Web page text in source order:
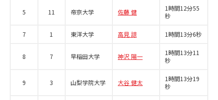
5 11 帝京大学 佐藤 健
1時間12分55
秒
7 1 東洋大学 高見 諒 1時間13分6秒
8 7 早稲田大学 神沢 陽一
1時間13分11
秒
9 3 山梨学院大学 大谷 健太
1時間13分19
秒